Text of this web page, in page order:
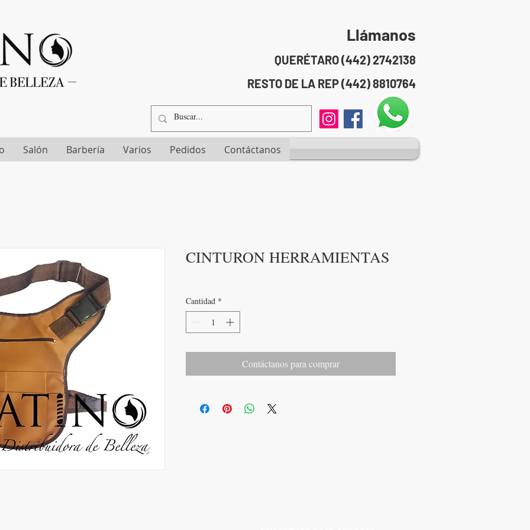
Llámanos
QUERÉTARO (442) 2742138
RESTO DE LA REP (442) 8810764
Salón Barbería Varios Pedidos Contáctanos
CINTURON HERRAMIENTAS
Cantidad *
Contáctanos para comprar